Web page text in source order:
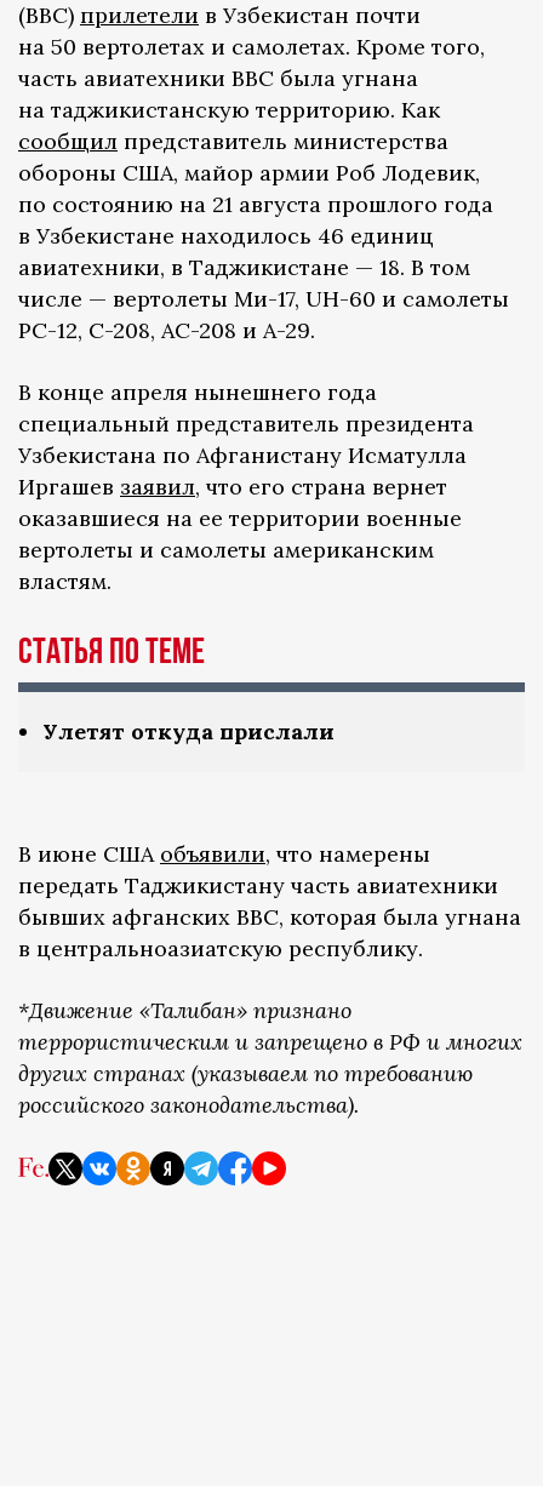
(ВВС) прилетели в Узбекистан почти
на 50 вертолетах и самолетах. Кроме того,
часть авиатехники ВВС была угнана
на таджикистанскую территорию. Как
сообщил представитель министерства
обороны США, майор армии Роб Лодевик,
по состоянию на 21 августа прошлого года
в Узбекистане находилось 46 единиц
авиатехники, в Таджикистане — 18. В том
числе — вертолеты Ми-17, UH-60 и самолеты
PC-12, C-208, AC-208 и A-29.
В конце апреля нынешнего года
специальный представитель президента
Узбекистана по Афганистану Исматулла
Иргашев заявил, что его страна вернет
оказавшиеся на ее территории военные
вертолеты и самолеты американским
властям.
Статья по теме
Улетят откуда прислали
В июне США объявили, что намерены
передать Таджикистану часть авиатехники
бывших афганских ВВС, которая была угнана
в центральноазиатскую республику.
*Движение «Талибан» признано
террористическим и запрещено в РФ и многих
других странах (указываем по требованию
российского законодательства).